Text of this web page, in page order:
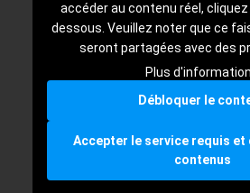
accéder au contenu réel,
dessous. Veuillez noter que ce
seront partagées avec des
Plus
Débloquer le
Accepter le service requis et
contenus